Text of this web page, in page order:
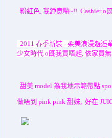
粉紅色, 我鍾意喲~!! Cashier o
2011 春季新裝 - 柔美浪漫邂逅
少女時代 o既我買唔起, 依家買
甜美 model 為我地示範帶點
做唔到 pink pink 甜妹, 好在 J